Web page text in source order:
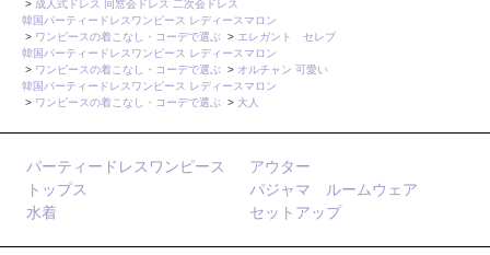
> 成人式ドレス 同窓会ドレス 二次会ドレス
韓国パーティードレスワンピース レディースマロン
> ワンピースの着こなし・コーデで選ぶ > エレガント セレブ
韓国パーティードレスワンピース レディースマロン
> ワンピースの着こなし・コーデで選ぶ > オルチャン 可愛い
韓国パーティードレスワンピース レディースマロン
> ワンピースの着こなし・コーデで選ぶ > 大人
パーティードレスワンピース
アウター
トップス
パジャマ ルームウェア
水着
セットアップ